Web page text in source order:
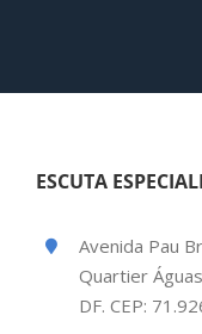
ESCUTA
Avenida Pau
Quartier
DF. CEP: